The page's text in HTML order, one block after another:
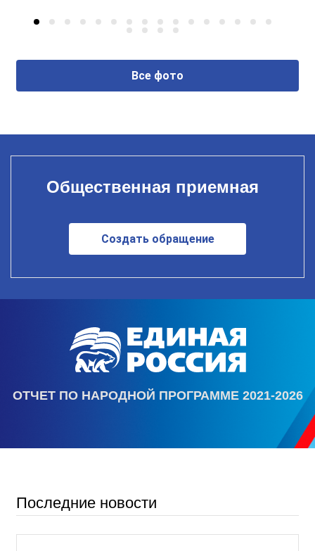
Все фото
Общественная приемная
Создать обращение
ОТЧЕТ ПО НАРОДНОЙ ПРОГРАММЕ 2021-2026
Последние новости